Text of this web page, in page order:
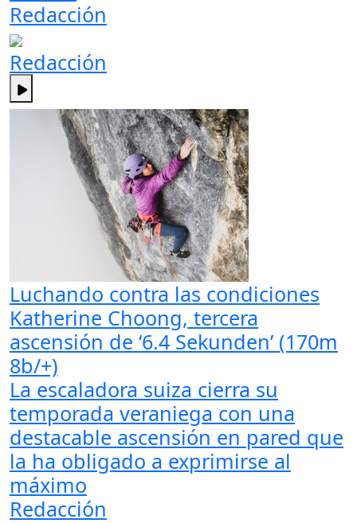
Redacción
Redacción
Luchando contra las condiciones
Katherine Choong, tercera
ascensión de ‘6.4 Sekunden’ (170m
8b/+)
La escaladora suiza cierra su
temporada veraniega con una
destacable ascensión en pared que
la ha obligado a exprimirse al
máximo
Redacción